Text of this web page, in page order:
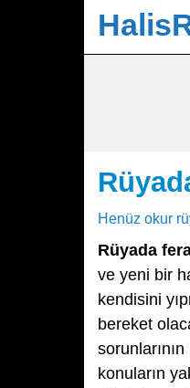
Henüz okur
Rüyada
ve yeni bir
kendisini
bereket
konuların